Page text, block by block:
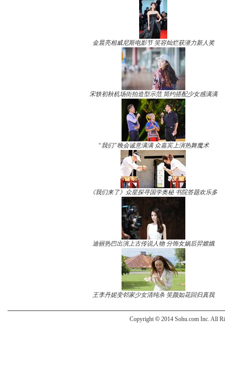
金晨亮相威尼斯电影节 笑容灿烂获潜力新人奖
宋轶初秋机场街拍造型示范 简约搭配少女感满满
“我们”晚会诚意满满 众嘉宾上演热舞魔术
《我们来了》众星探寻国学奥秘 书院答题欢乐多
迪丽热巴出演上古传说人物 分饰女娲后羿嫦娥
王李丹妮变邻家少女清纯杀 笑颜如花回归真我
Copyright © 2014 Sohu.com Inc. All